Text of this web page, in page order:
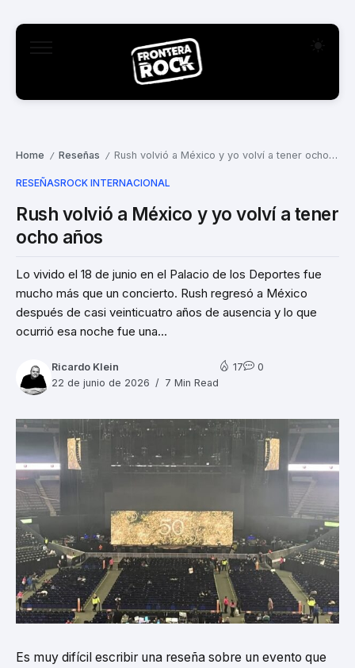
Home / Reseñas / Rush volvió a México y yo volví a tener ocho años
RESEÑASROCK INTERNACIONAL
Rush volvió a México y yo volví a tener
ocho años
Lo vivido el 18 de junio en el Palacio de los Deportes fue
mucho más que un concierto. Rush regresó a México
después de casi veinticuatro años de ausencia y lo que
ocurrió esa noche fue una...
Ricardo Klein
22 de junio de 2026
7 Min Read
17 0
Es muy difícil escribir una reseña sobre un evento que